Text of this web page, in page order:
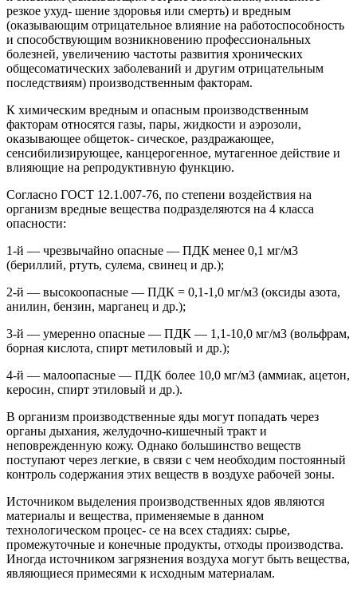
резкое ухуд- шение здоровья или смерть) и вредным
(оказывающим отрицательное влияние на работоспособность
и способствующим возникновению профессиональных
болезней, увеличению частоты развития хронических
общесоматических заболеваний и другим отрицательным
последствиям) производственным факторам.
К химическим вредным и опасным производственным
факторам относятся газы, пары, жидкости и аэрозоли,
оказывающее общеток- сическое, раздражающее,
сенсибилизирующее, канцерогенное, мутагенное действие и
влияющие на репродуктивную функцию.
Согласно ГОСТ 12.1.007-76, по степени воздействия на
организм вредные вещества подразделяются на 4 класса
опасности:
1-й — чрезвычайно опасные — ПДК менее 0,1 мг/м3
(бериллий, ртуть, сулема, свинец и др.);
2-й — высокоопасные — ПДК = 0,1-1,0 мг/м3 (оксиды азота,
анилин, бензин, марганец и др.);
3-й — умеренно опасные — ПДК — 1,1-10,0 мг/м3 (вольфрам,
борная кислота, спирт метиловый и др.);
4-й — малоопасные — ПДК более 10,0 мг/м3 (аммиак, ацетон,
керосин, спирт этиловый и др.).
В организм производственные яды могут попадать через
органы дыхания, желудочно-кишечный тракт и
неповрежденную кожу. Однако большинство веществ
поступают через легкие, в связи с чем необходим постоянный
контроль содержания этих веществ в воздухе рабочей зоны.
Источником выделения производственных ядов являются
материалы и вещества, применяемые в данном
технологическом процес- се на всех стадиях: сырье,
промежуточные и конечные продукты, отходы производства.
Иногда источником загрязнения воздуха могут быть вещества,
являющиеся примесями к исходным материалам.